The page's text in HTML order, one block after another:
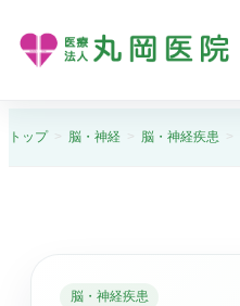
診療案内
トップ 脳・神経 脳・神経疾患
脳・神経疾患